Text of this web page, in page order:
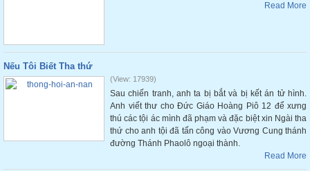
Read More
Nếu Tôi Biết Tha thứ
(View: 17939)
Sau chiến tranh, anh ta bị bắt và bị kết án tử hình.
Anh viết thư cho Đức Giáo Hoàng Piô 12 để xưng
thú các tội ác mình đã phạm và đặc biệt xin Ngài tha
thứ cho anh tội đã tấn công vào Vương Cung thánh
đường Thánh Phaolô ngoại thành.
Read More